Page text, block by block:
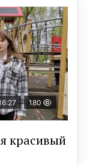
180
красивый